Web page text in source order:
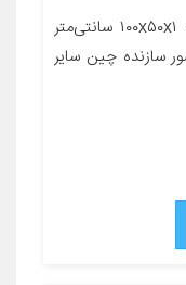
معرفی محصول جزئیات محصول ابعاد ۱۰۰x۵۰x۱ سانتی‌متر
سازنده چین سایر